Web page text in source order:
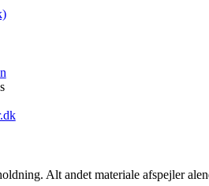
Alt andet materiale afspejler